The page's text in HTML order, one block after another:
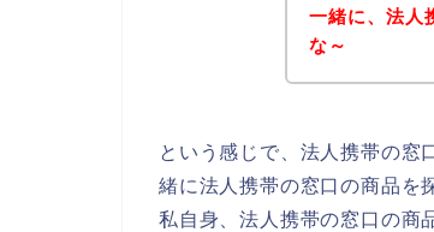
一緒に、法人
な～
という感じで、法人携帯の窓
緒に法人携帯の窓口の商品を
私自身、法人携帯の窓口の商